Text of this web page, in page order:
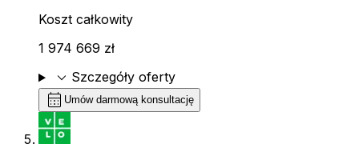
Koszt całkowity
1 974 669 zł
expand_more Szczegóły oferty
calendar_month Umów darmową konsultację